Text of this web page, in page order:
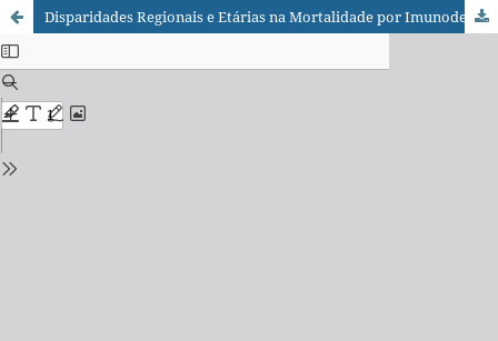
Disparidades Regionais e Etárias na Mortalidade por Imunodeficiência Comum Variável no Brasil: Uma Análise de 2012 a 2022